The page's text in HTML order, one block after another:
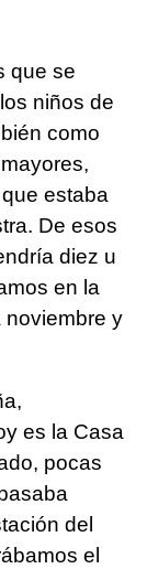
que se
niños de
como
estaba
De esos
diez u
en la
noviembre y
es la Casa
pocas
del
el